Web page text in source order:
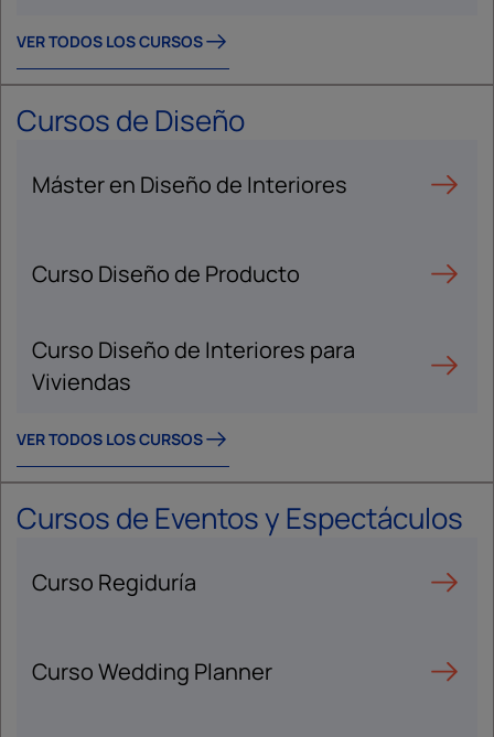
VER TODOS LOS CURSOS
Cursos de Diseño
Máster en Diseño de Interiores
Curso Diseño de Producto
Curso Diseño de Interiores para
Viviendas
VER TODOS LOS CURSOS
Cursos de Eventos y Espectáculos
Curso Regiduría
Curso Wedding Planner